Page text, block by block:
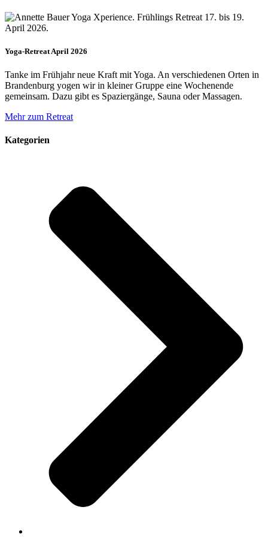
Yoga-Retreat April 2026
Tanke im Frühjahr neue Kraft mit Yoga. An verschiedenen Orten in
Brandenburg yogen wir in kleiner Gruppe eine Wochenende
gemeinsam. Dazu gibt es Spaziergänge, Sauna oder Massagen.
Mehr zum Retreat
Kategorien